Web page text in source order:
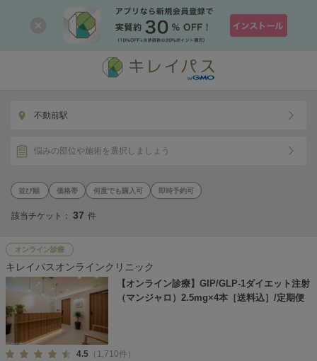
不動前駅
悩みの部位や施術を選択しましょう
価格帯 何度でも購入可 即時予約可
該当チケット： 37 件
オンライン診療
キレイパスオンラインクリニック
【オンライン診療】GIP/GLP-1ダイエット注射
（マンジャロ）2.5mg×4本［送料込］/定期便
4.5 （1,710件）